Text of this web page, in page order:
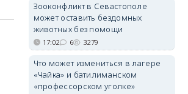
Зооконфликт в Севастополе
может оставить бездомных
животных без помощи
17:02 6 3279
Что может измениться в лагере
«Чайка» и батилиманском
«профессорском уголке»